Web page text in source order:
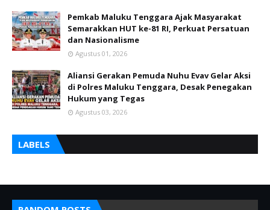
Pemkab Maluku Tenggara Ajak Masyarakat
Semarakkan HUT ke-81 RI, Perkuat Persatuan
dan Nasionalisme
Agustus 01, 2026
Aliansi Gerakan Pemuda Nuhu Evav Gelar Aksi
di Polres Maluku Tenggara, Desak Penegakan
Hukum yang Tegas
Agustus 03, 2026
LABELS